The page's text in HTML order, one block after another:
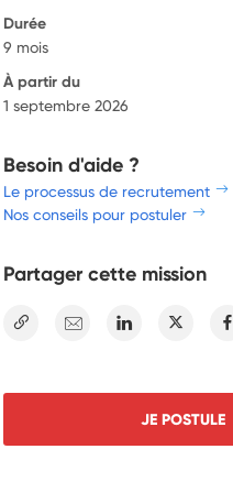
Durée
9 mois
À partir du
1 septembre 2026
Besoin d'aide ?
Le processus de recrutement
Nos conseils pour postuler
Partager cette mission
E-mail Linkedin Twitter
JE POSTULE